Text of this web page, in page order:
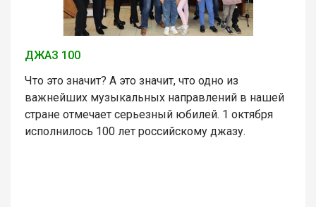
ДЖАЗ 100
Что это значит? А это значит, что одно из
важнейших музыкальных направлений в нашей
стране отмечает серьезный юбилей. 1 октября
исполнилось 100 лет российскому джазу.